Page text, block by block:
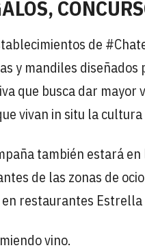
de
y mandiles diseñados
que busca dar mayor
vivan in situ la
también estará
de las zonas de
en restaurantes
vino.